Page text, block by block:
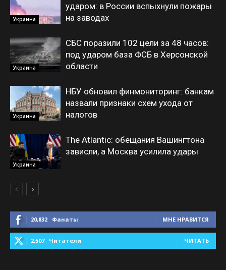
Украина
ударом: в России вспыхнули пожары
на заводах
Украина
СБС поразили 102 цели за 48 часов:
под ударом база ФСБ в Херсонской
области
Украина
НБУ обновил финмониторинг: банкам
назвали признаки схем ухода от
налогов
Украина
The Atlantic: обещания Вашингтона
зависли, а Москва усилила удары
20,832 Фанаты МНЕ НРАВИТСЯ
2,507 Читатели ЧИТАТЬ